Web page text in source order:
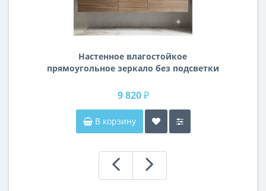
Настенное влагостойкое
прямоугольное зеркало без подсветки
9 820 ₽
В корзину